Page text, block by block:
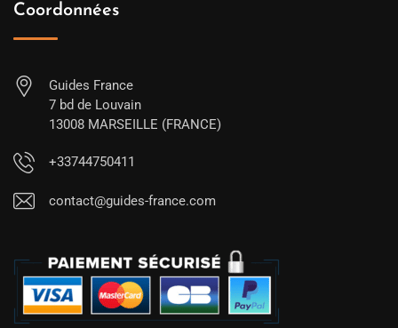
Coordonnées
Guides France
7 bd de Louvain
13008 MARSEILLE (FRANCE)
+33744750411
contact@guides-france.com